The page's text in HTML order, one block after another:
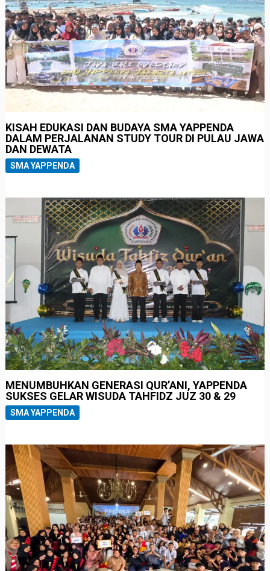
KISAH EDUKASI DAN BUDAYA SMA YAPPENDA
DALAM PERJALANAN STUDY TOUR DI PULAU JAWA
DAN DEWATA
SMA YAPPENDA
MENUMBUHKAN GENERASI QUR’ANI, YAPPENDA
SUKSES GELAR WISUDA TAHFIDZ JUZ 30 & 29
SMA YAPPENDA